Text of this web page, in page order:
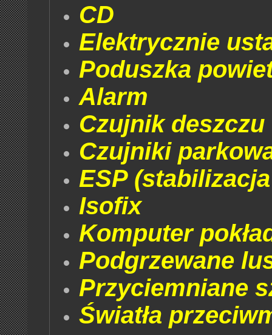
CD
Elektrycznie
Poduszka
Alarm
Czujnik deszczu
Czujniki
ESP
Isofix
Komputer
Podgrzewane
Przyciemniane
Światła